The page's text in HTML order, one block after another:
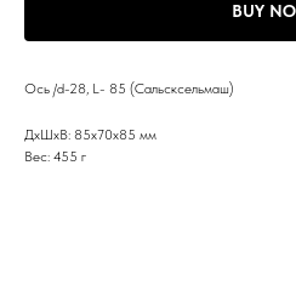
BUY
Ось /d-28, L- 85 (Сальсксельмаш)
ДxШxВ: 85x70x85 мм
Вес: 455 г